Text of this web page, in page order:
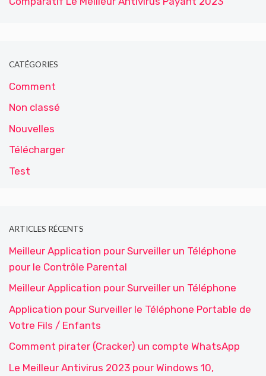
CATÉGORIES
Comment
Non classé
Nouvelles
Télécharger
Test
ARTICLES RÉCENTS
Meilleur Application pour Surveiller un Téléphone
pour le Contrôle Parental
Meilleur Application pour Surveiller un Téléphone
Application pour Surveiller le Téléphone Portable de
Votre Fils / Enfants
Comment pirater (Cracker) un compte WhatsApp
Le Meilleur Antivirus 2023 pour Windows 10,